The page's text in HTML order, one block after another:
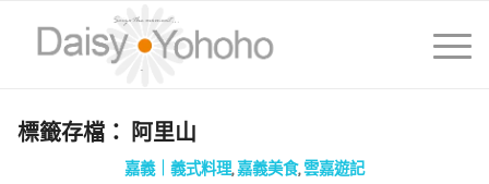
標籤存檔： 阿里山
嘉義｜義式料理,嘉義美食,雲嘉遊記